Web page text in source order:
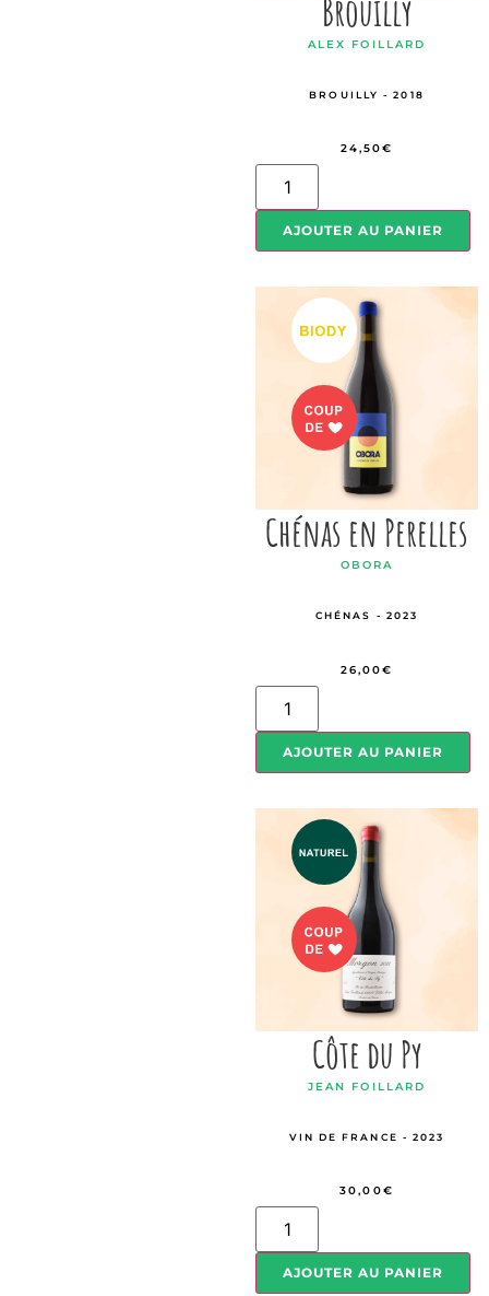
Brouilly
ALEX FOILLARD
BROUILLY - 2018
24,50€
AJOUTER AU PANIER
Chénas en Perelles
OBORA
CHÉNAS - 2023
26,00€
AJOUTER AU PANIER
Côte du Py
JEAN FOILLARD
VIN DE FRANCE - 2023
30,00€
AJOUTER AU PANIER